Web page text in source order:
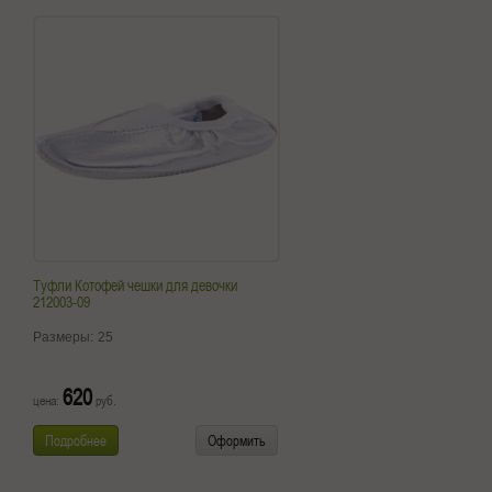
Туфли Котофей чешки для девочки
212003-09
Размеры: 25
цена: 620 руб.
Подробнее Оформить